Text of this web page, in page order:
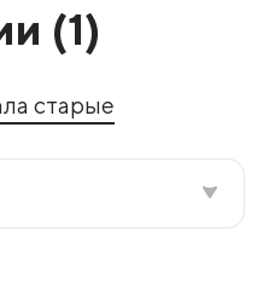
(1)
старые